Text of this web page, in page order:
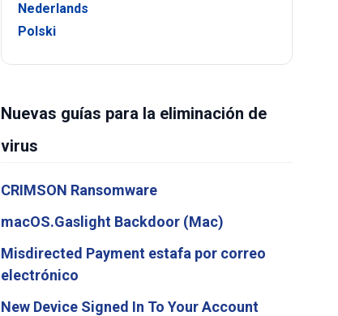
Nederlands
Polski
Nuevas guías para la eliminación de
virus
CRIMSON Ransomware
macOS.Gaslight Backdoor (Mac)
Misdirected Payment estafa por correo
electrónico
New Device Signed In To Your Account